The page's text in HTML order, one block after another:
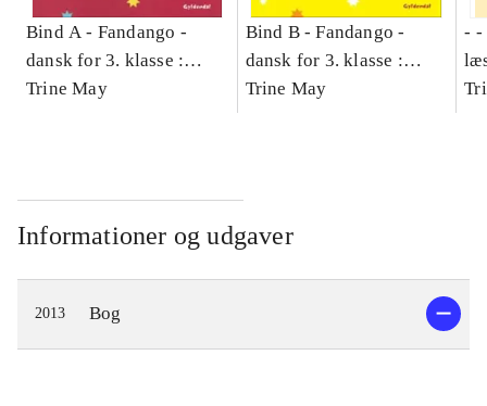
Bind A - Fandango -
dansk for 3. klasse :
grundbog -- Arbejdsbog.
Trine May
Bind B -Fandango -
dansk for 3. klasse :
grundbog -- Arbejdsbog.
Trine May
- -
-
Informationer og udgaver
2013 Bog